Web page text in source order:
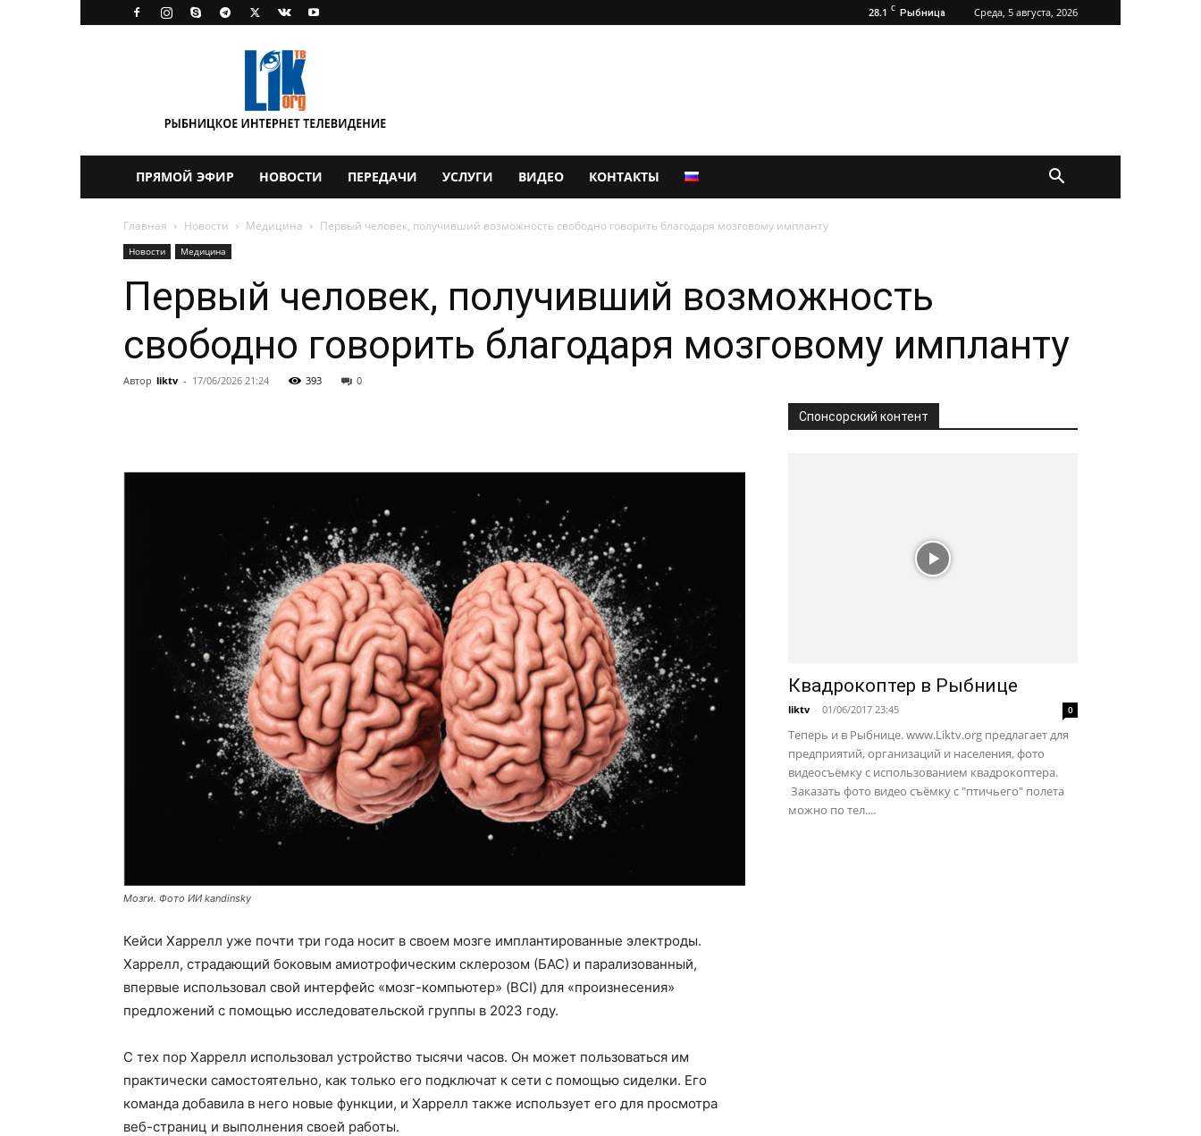
28.1 C Рыбница Среда, 5 августа, 2026
ПРЯМОЙ ЭФИР НОВОСТИ ПЕРЕДАЧИ УСЛУГИ ВИДЕО КОНТАКТЫ
Главная Новости Медицина Первый человек, получивший возможность свободно говорить благодаря мозговому импланту
Новости Медицина
Первый человек, получивший возможность
свободно говорить благодаря мозговому импланту
Автор liktv - 17/06/2026 21:24 393 0
Мозги. Фото ИИ kandinsky
Кейси Харрелл уже почти три года носит в своем мозге имплантированные электроды.
Харрелл, страдающий боковым амиотрофическим склерозом (БАС) и парализованный,
впервые использовал свой интерфейс «мозг-компьютер» (BCI) для «произнесения»
предложений с помощью исследовательской группы в 2023 году.
С тех пор Харрелл использовал устройство тысячи часов. Он может пользоваться им
практически самостоятельно, как только его подключат к сети с помощью сиделки. Его
команда добавила в него новые функции, и Харрелл также использует его для просмотра
веб-страниц и выполнения своей работы.
Спонсорский контент
Квадрокоптер в Рыбнице
liktv - 01/06/2017 23:45 0
Теперь и в Рыбнице. www.Liktv.org предлагает для
предприятий, организаций и населения, фото
видеосъёмку с использованием квадрокоптера.
Заказать фото видео съёмку с "птичьего" полета
можно по тел....